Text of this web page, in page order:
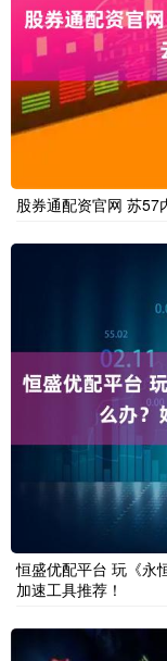
股券通配资官网 苏57
恒盛优配平台 玩《永
加速工具推荐！